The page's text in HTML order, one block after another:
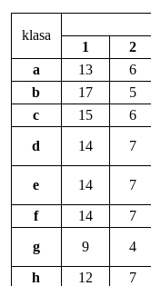
klasa
1 2
a
13 6
b
17 5
c
15 6
d
14 7
e 14 7
f
14 7
g
9 4
h
12 7